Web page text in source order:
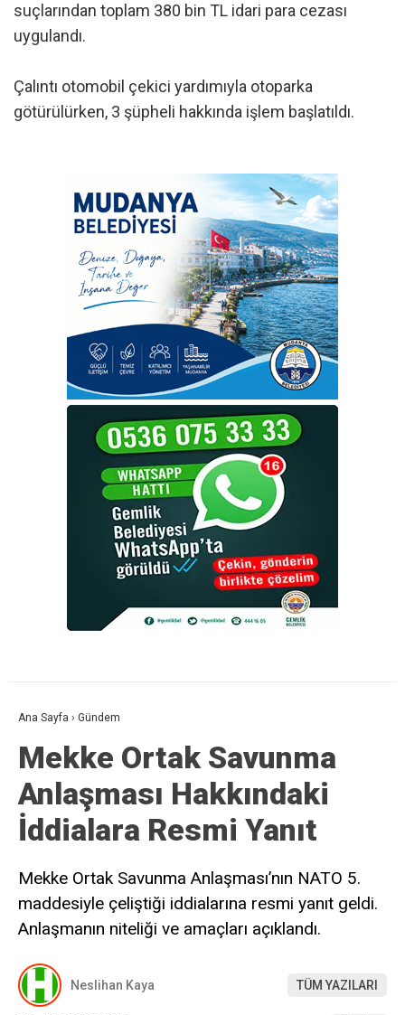
suçlarından toplam 380 bin TL idari para cezası
uygulandı.
Çalıntı otomobil çekici yardımıyla otoparka
götürülürken, 3 şüpheli hakkında işlem başlatıldı.
Ana Sayfa › Gündem
Mekke Ortak Savunma
Anlaşması Hakkındaki
İddialara Resmi Yanıt
Mekke Ortak Savunma Anlaşması’nın NATO 5.
maddesiyle çeliştiği iddialarına resmi yanıt geldi.
Anlaşmanın niteliği ve amaçları açıklandı.
Neslihan Kaya TÜM YAZILARI